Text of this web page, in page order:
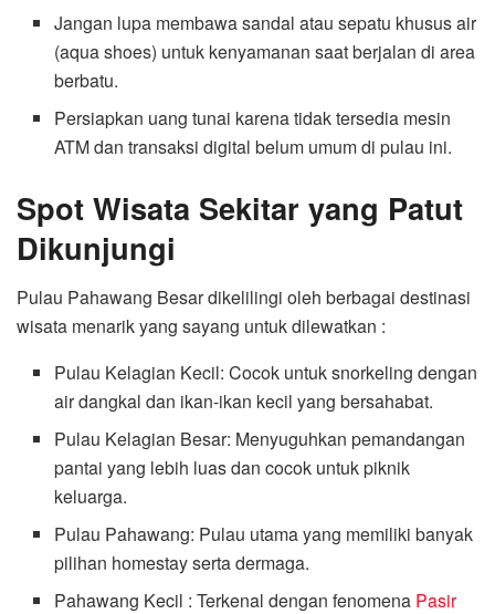
Jangan lupa membawa sandal atau sepatu khusus air
(aqua shoes) untuk kenyamanan saat berjalan di area
berbatu.
Persiapkan uang tunai karena tidak tersedia mesin
ATM dan transaksi digital belum umum di pulau ini.
Spot Wisata Sekitar yang Patut
Dikunjungi
Pulau Pahawang Besar dikelilingi oleh berbagai destinasi
wisata menarik yang sayang untuk dilewatkan :
Pulau Kelagian Kecil: Cocok untuk snorkeling dengan
air dangkal dan ikan-ikan kecil yang bersahabat.
Pulau Kelagian Besar: Menyuguhkan pemandangan
pantai yang lebih luas dan cocok untuk piknik
keluarga.
Pulau Pahawang: Pulau utama yang memiliki banyak
pilihan homestay serta dermaga.
Pahawang Kecil : Terkenal dengan fenomena Pasir